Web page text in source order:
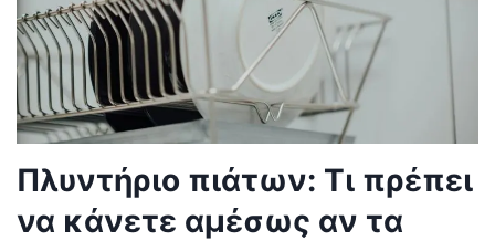
Πλυντήριο πιάτων: Τι πρέπει
να κάνετε αμέσως αν τα